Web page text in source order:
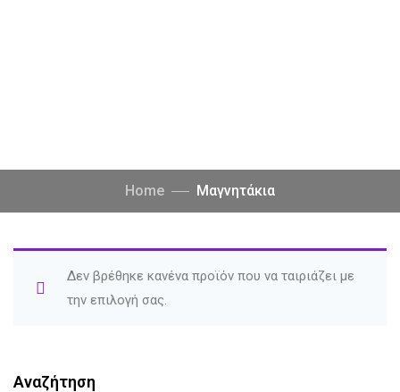
Home Μαγνητάκια
Δεν βρέθηκε κανένα προϊόν που να ταιριάζει με
την επιλογή σας.
Αναζήτηση